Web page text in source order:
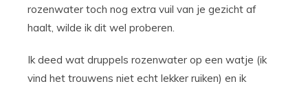
rozenwater toch nog extra vuil van je gezicht af
haalt, wilde ik dit wel proberen.
Ik deed wat druppels rozenwater op een watje (ik
vind het trouwens niet echt lekker ruiken) en ik